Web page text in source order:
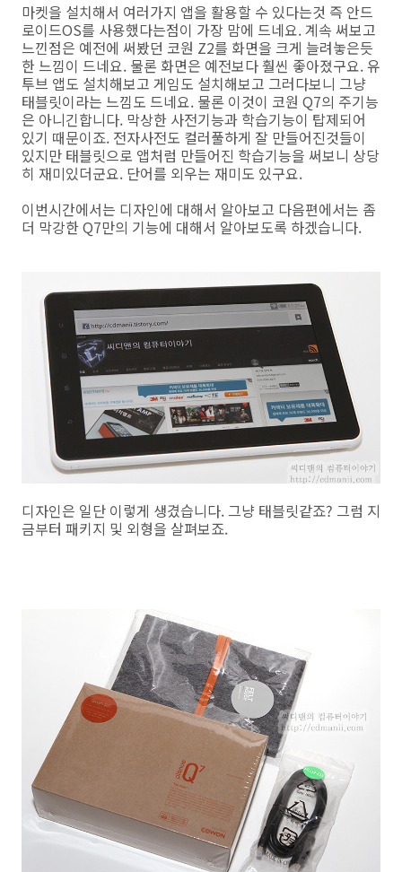
마켓을 설치해서 여러가지 앱을 활용할 수 있다는것 즉 안드
로이드OS를 사용했다는점이 가장 맘에 드네요. 계속 써보고
느낀점은 예전에 써봤던 코원 Z2를 화면을 크게 늘려놓은듯
한 느낌이 드네요. 물론 화면은 예전보다 훨씬 좋아졌구요. 유
투브 앱도 설치해보고 게임도 설치해보고 그러다보니 그냥
태블릿이라는 느낌도 드네요. 물론 이것이 코원 Q7의 주기능
은 아니긴합니다. 막상한 사전기능과 학습기능이 탑제되어
있기 때문이죠. 전자사전도 컬러풀하게 잘 만들어진것들이
있지만 태블릿으로 앱처럼 만들어진 학습기능을 써보니 상당
히 재미있더군요. 단어를 외우는 재미도 있구요.
이번시간에서는 디자인에 대해서 알아보고 다음편에서는 좀
더 막강한 Q7만의 기능에 대해서 알아보도록 하겠습니다.
디자인은 일단 이렇게 생겼습니다. 그냥 태블릿같죠? 그럼 지
금부터 패키지 및 외형을 살펴보죠.